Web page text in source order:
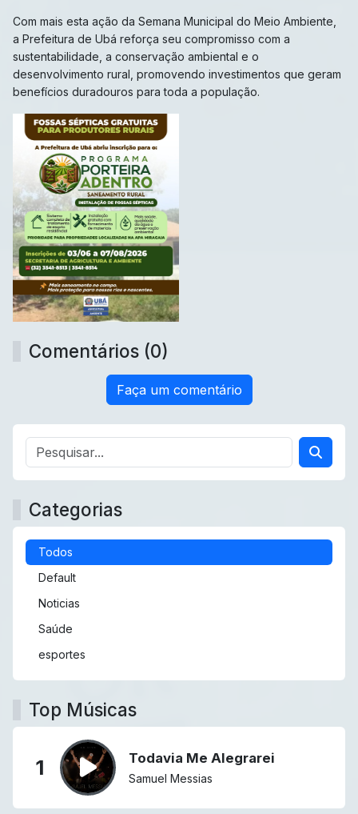
Com mais esta ação da Semana Municipal do Meio Ambiente,
a Prefeitura de Ubá reforça seu compromisso com a
sustentabilidade, a conservação ambiental e o
desenvolvimento rural, promovendo investimentos que geram
benefícios duradouros para toda a população.
Comentários (0)
Faça um comentário
Categorias
Todos
Default
Noticias
Saúde
esportes
Top Músicas
1 Todavia Me Alegrarei
Samuel Messias